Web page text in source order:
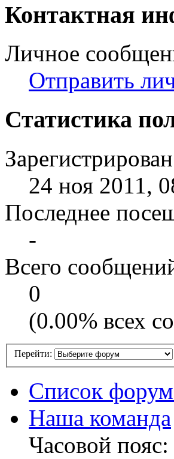
Контактная
Личное
Отправить
Статистика
24 ноя 2011,
Последнее
-
Всего
0
(0.00% всех
Перейти:
Список
Наша команда
Часовой